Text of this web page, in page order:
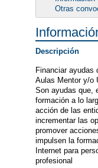
Otras
Descripción
Financiar ayudas
Aulas Mentor y/o
Son ayudas que,
formación a lo
acción de las
incrementar las
promover
impulsen la
Internet para
profesional